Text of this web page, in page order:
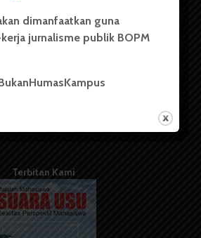
Terbitan Kami
dimanfaatkan guna
jurnalisme publik BOPM